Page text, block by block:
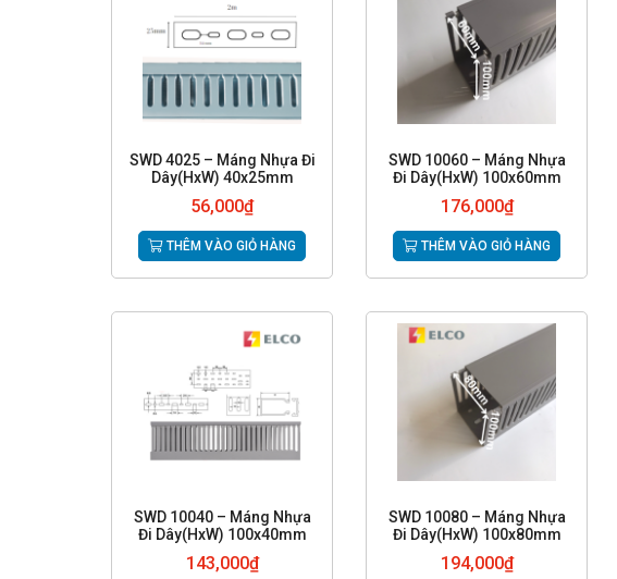
SWD 4025 – Máng Nhựa Đi
Dây(HxW) 40x25mm
56,000₫
THÊM VÀO GIỎ HÀNG
SWD 10060 – Máng Nhựa
Đi Dây(HxW) 100x60mm
176,000₫
THÊM VÀO GIỎ HÀNG
SWD 10040 – Máng Nhựa
Đi Dây(HxW) 100x40mm
143,000₫
SWD 10080 – Máng Nhựa
Đi Dây(HxW) 100x80mm
194,000₫